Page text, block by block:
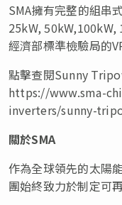
SMA擁有完整的組串
25kW,
經濟部標準檢驗局的
點擊查閱Sunny
https://www.sma-
inverters/sunny-
關於SMA
作為全球領先的太陽
團始終致力於制定可